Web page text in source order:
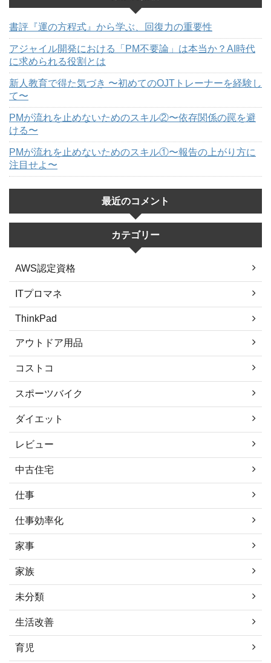
書評『運の方程式』から学ぶ、回復力の重要性
アジャイル開発における「PM不要論」は本当か？AI時代
に求められる役割とは
新人教育で得た気づき 〜初めてのOJTトレーナーを経験し
て〜
PMが流れを止めないためのスキル②〜依存関係の罠を避
ける〜
PMが流れを止めないためのスキル①〜報告の上がり方に
注目せよ〜
最近のコメント
カテゴリー
AWS認定資格
ITプロマネ
ThinkPad
アウトドア用品
コストコ
スポーツバイク
ダイエット
レビュー
中古住宅
仕事
仕事効率化
家事
家族
未分類
生活改善
育児